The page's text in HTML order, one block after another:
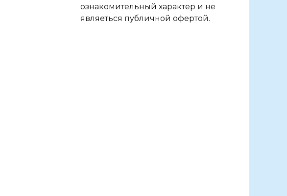
ознакомительный характер и не
являеться публичной офертой.